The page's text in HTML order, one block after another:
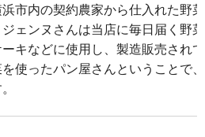
市内の契約農家から仕入れた野
ェンヌさんは当店に毎日届く野
ーキなどに使用し、製造販売され
使ったパン屋さんということで